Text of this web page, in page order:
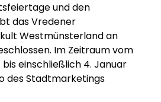
und den
das Vredener
Westmünsterland an
Im Zeitraum vom
einschließlich 4. Januar
des Stadtmarketings